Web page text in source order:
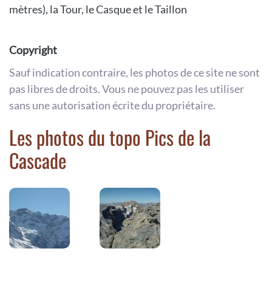
mètres), la Tour, le Casque et le Taillon
Copyright
Sauf indication contraire, les photos de ce site ne sont
pas libres de droits. Vous ne pouvez pas les utiliser
sans une autorisation écrite du propriétaire.
Les photos du topo Pics de la
Cascade